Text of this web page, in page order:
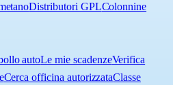
Distributori GPLColonnine
autoLe mie scadenzeVerifica
Cerca officina autorizzataClasse